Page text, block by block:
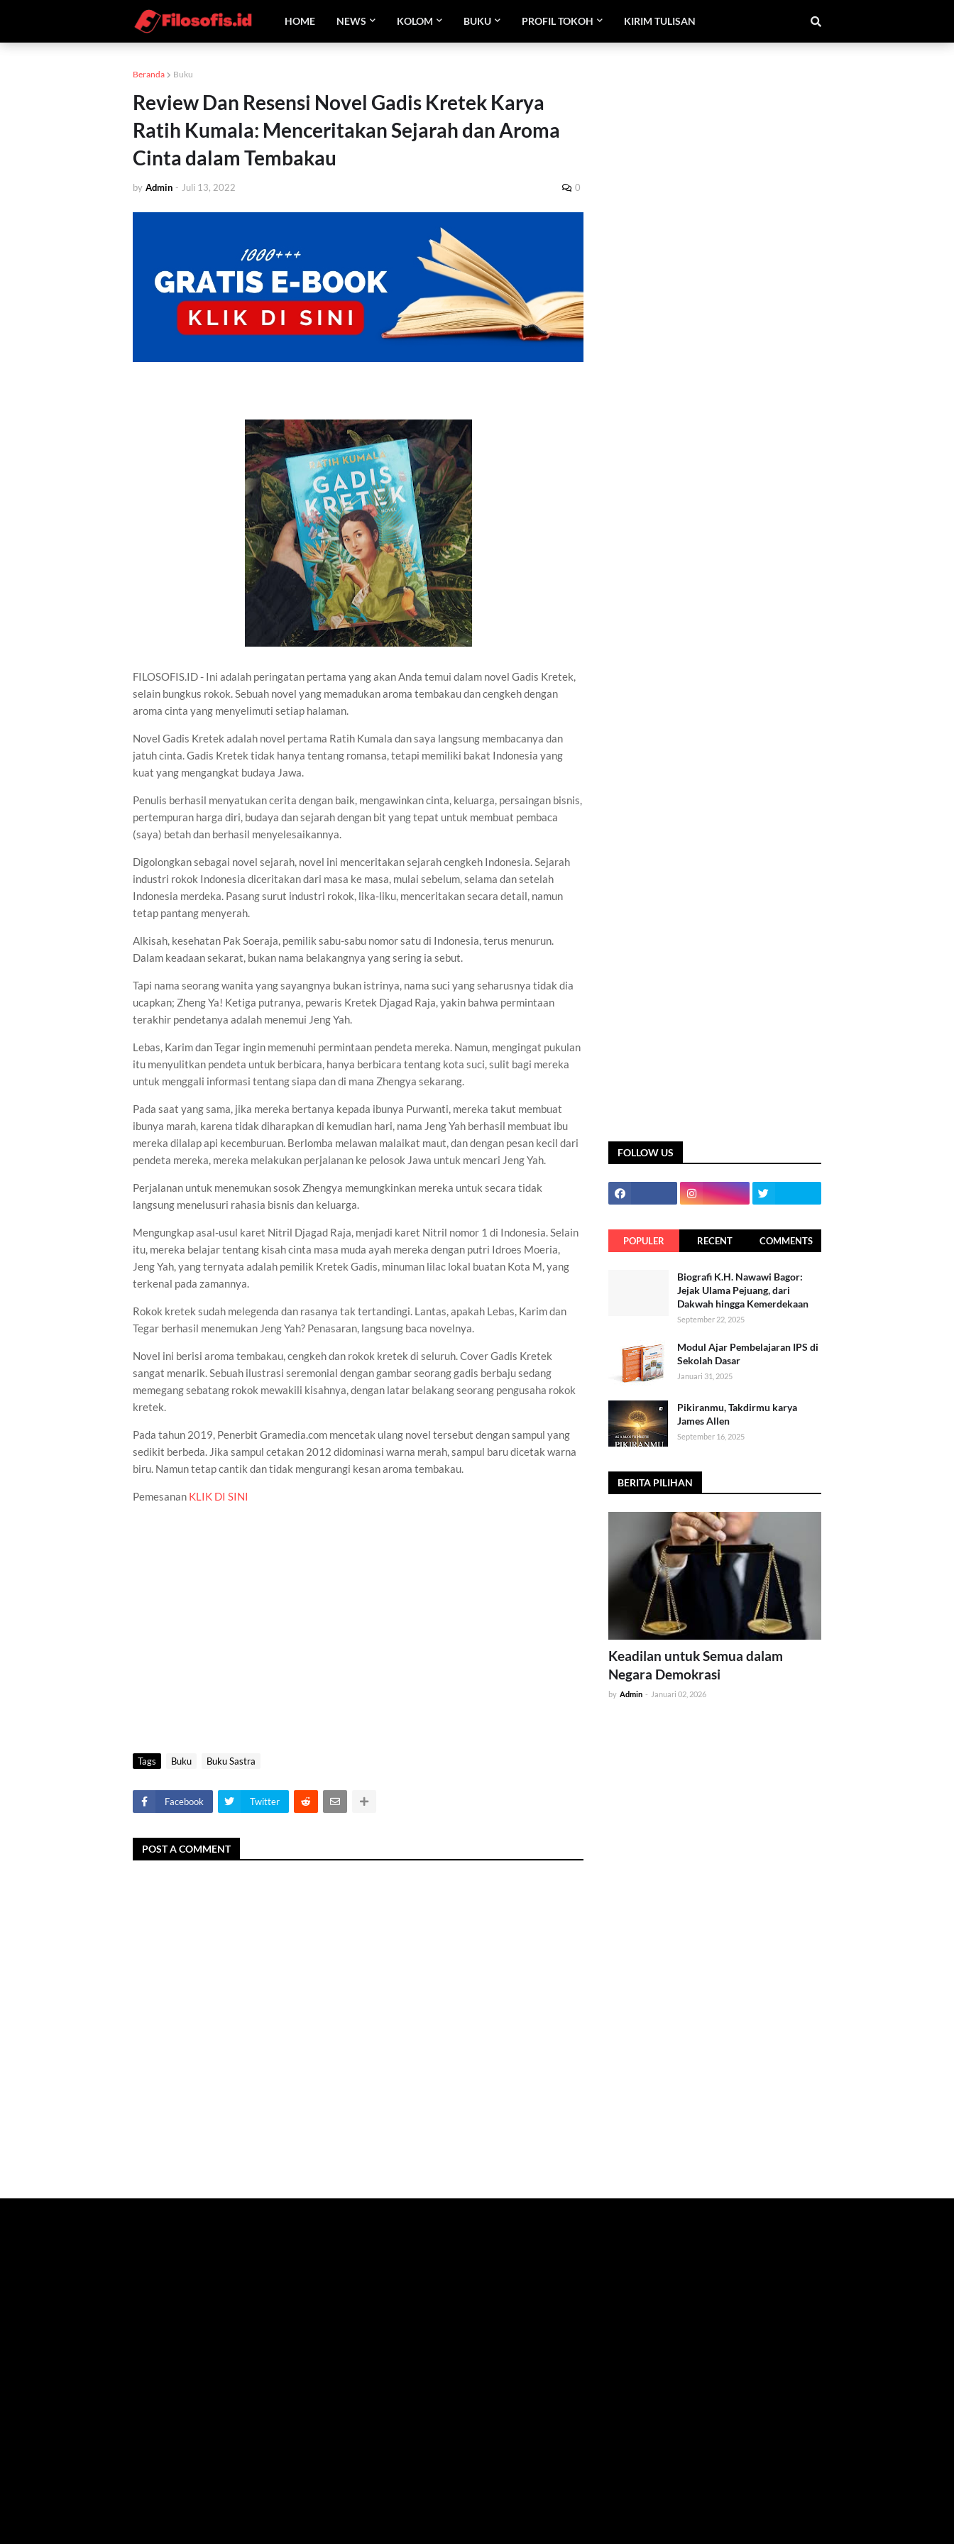
HOME NEWS KOLOM BUKU PROFIL TOKOH KIRIM TULISAN
Beranda Buku
Review Dan Resensi Novel Gadis Kretek Karya
Ratih Kumala: Menceritakan Sejarah dan Aroma
Cinta dalam Tembakau
by Admin - Juli 13, 2022 0
FILOSOFIS.ID - Ini adalah peringatan pertama yang akan Anda temui dalam novel Gadis Kretek,
selain bungkus rokok. Sebuah novel yang memadukan aroma tembakau dan cengkeh dengan
aroma cinta yang menyelimuti setiap halaman.
Novel Gadis Kretek adalah novel pertama Ratih Kumala dan saya langsung membacanya dan
jatuh cinta. Gadis Kretek tidak hanya tentang romansa, tetapi memiliki bakat Indonesia yang
kuat yang mengangkat budaya Jawa.
Penulis berhasil menyatukan cerita dengan baik, mengawinkan cinta, keluarga, persaingan bisnis,
pertempuran harga diri, budaya dan sejarah dengan bit yang tepat untuk membuat pembaca
(saya) betah dan berhasil menyelesaikannya.
Digolongkan sebagai novel sejarah, novel ini menceritakan sejarah cengkeh Indonesia. Sejarah
industri rokok Indonesia diceritakan dari masa ke masa, mulai sebelum, selama dan setelah
Indonesia merdeka. Pasang surut industri rokok, lika-liku, menceritakan secara detail, namun
tetap pantang menyerah.
Alkisah, kesehatan Pak Soeraja, pemilik sabu-sabu nomor satu di Indonesia, terus menurun.
Dalam keadaan sekarat, bukan nama belakangnya yang sering ia sebut.
Tapi nama seorang wanita yang sayangnya bukan istrinya, nama suci yang seharusnya tidak dia
ucapkan; Zheng Ya! Ketiga putranya, pewaris Kretek Djagad Raja, yakin bahwa permintaan
terakhir pendetanya adalah menemui Jeng Yah.
Lebas, Karim dan Tegar ingin memenuhi permintaan pendeta mereka. Namun, mengingat pukulan
itu menyulitkan pendeta untuk berbicara, hanya berbicara tentang kota suci, sulit bagi mereka
untuk menggali informasi tentang siapa dan di mana Zhengya sekarang.
Pada saat yang sama, jika mereka bertanya kepada ibunya Purwanti, mereka takut membuat
ibunya marah, karena tidak diharapkan di kemudian hari, nama Jeng Yah berhasil membuat ibu
mereka dilalap api kecemburuan. Berlomba melawan malaikat maut, dan dengan pesan kecil dari
pendeta mereka, mereka melakukan perjalanan ke pelosok Jawa untuk mencari Jeng Yah.
Perjalanan untuk menemukan sosok Zhengya memungkinkan mereka untuk secara tidak
langsung menelusuri rahasia bisnis dan keluarga.
Mengungkap asal-usul karet Nitril Djagad Raja, menjadi karet Nitril nomor 1 di Indonesia. Selain
itu, mereka belajar tentang kisah cinta masa muda ayah mereka dengan putri Idroes Moeria,
Jeng Yah, yang ternyata adalah pemilik Kretek Gadis, minuman lilac lokal buatan Kota M, yang
terkenal pada zamannya.
Rokok kretek sudah melegenda dan rasanya tak tertandingi. Lantas, apakah Lebas, Karim dan
Tegar berhasil menemukan Jeng Yah? Penasaran, langsung baca novelnya.
Novel ini berisi aroma tembakau, cengkeh dan rokok kretek di seluruh. Cover Gadis Kretek
sangat menarik. Sebuah ilustrasi seremonial dengan gambar seorang gadis berbaju sedang
memegang sebatang rokok mewakili kisahnya, dengan latar belakang seorang pengusaha rokok
kretek.
Pada tahun 2019, Penerbit Gramedia.com mencetak ulang novel tersebut dengan sampul yang
sedikit berbeda. Jika sampul cetakan 2012 didominasi warna merah, sampul baru dicetak warna
biru. Namun tetap cantik dan tidak mengurangi kesan aroma tembakau.
Pemesanan KLIK DI SINI
Tags Buku Buku Sastra
Facebook Twitter
POST A COMMENT
FOLLOW US
POPULER RECENT COMMENTS
Biografi K.H. Nawawi Bagor:
Jejak Ulama Pejuang, dari
Dakwah hingga Kemerdekaan
September 22, 2025
Modul Ajar Pembelajaran IPS di
Sekolah Dasar
Januari 31, 2025
Pikiranmu, Takdirmu karya
James Allen
September 16, 2025
BERITA PILIHAN
Keadilan untuk Semua dalam
Negara Demokrasi
by Admin - Januari 02, 2026